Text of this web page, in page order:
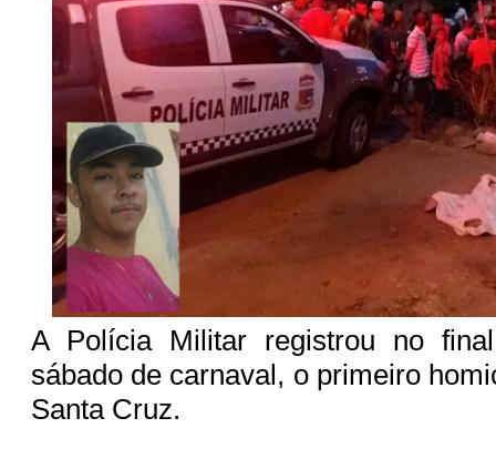
A Polícia Militar registrou no
sábado de carnaval, o primeiro
Santa Cruz.